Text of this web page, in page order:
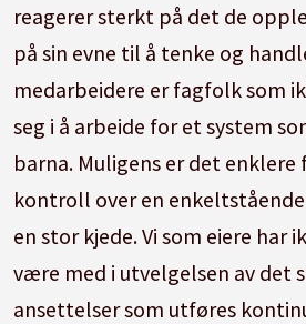
reagerer sterkt på det de
på sin evne til å tenke og
medarbeidere er fagfolk som
seg i å arbeide for et system
barna. Muligens er det enklere
kontroll over en
en stor kjede. Vi som eiere har
være med i utvelgelsen av det
ansettelser som utføres